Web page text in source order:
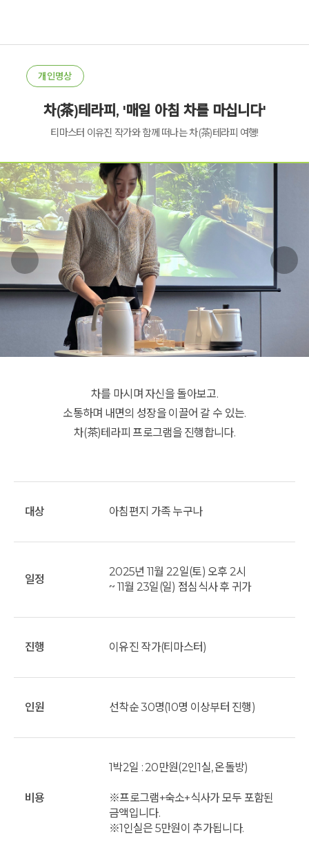
개인명상
차(茶)테라피, '매일 아침 차를 마십니다'
티마스터 이유진 작가와 함께 떠나는 차(茶)테라피 여행!
차를 마시며 자신을 돌아보고.
소통하며 내면의 성장을 이끌어 갈 수 있는.
차(茶)테라피 프로그램을 진행합니다.
대상 아침편지 가족 누구나
일정
2025년 11월 22일(토) 오후 2시
~ 11월 23일(일) 점심식사 후 귀가
진행 이유진 작가(티마스터)
인원 선착순 30명(10명 이상부터 진행)
비용
1박2일 : 20만원(2인1실, 온돌방)
※프로그램+숙소+식사가 모두 포함된
금액입니다.
※1인실은 5만원이 추가됩니다.